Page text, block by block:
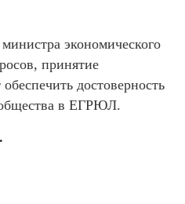
экономического
принятие
достоверность
в ЕГРЮЛ.